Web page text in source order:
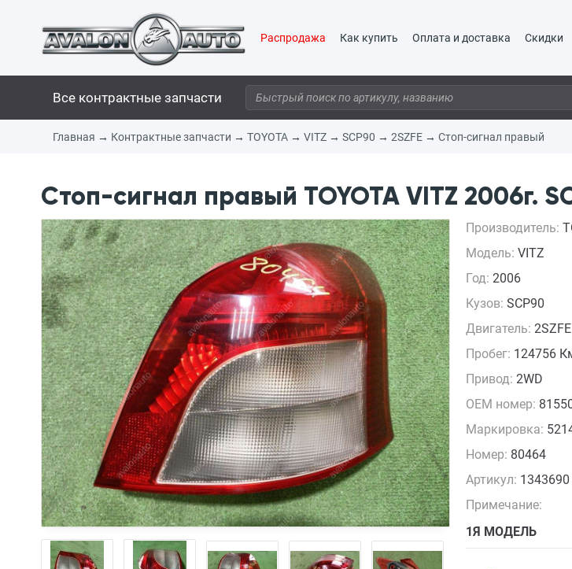
Распродажа Как купить Оплата и доставка Скидки
Все контрактные запчасти
Главная → Контрактные запчасти → TOYOTA → VITZ → SCP90 → 2SZFE → Стоп-сигнал правый
Стоп-сигнал правый TOYOTA VITZ 2006г.
Производитель:
Модель: VITZ
Год: 2006
Кузов: SCP90
Двигатель: 2SZFE
Пробег: 124756
Привод: 2WD
OEM номер:
Маркировка:
Номер: 80464
Артикул: 1343690
Примечание:
1Я МОДЕЛЬ